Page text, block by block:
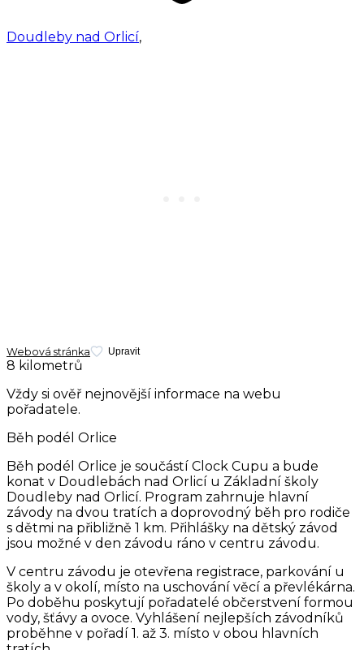
Doudleby nad Orlicí,
Webová stránka Upravit
8 kilometrů
Vždy si ověř nejnovější informace na webu
pořadatele.
Běh podél Orlice
Běh podél Orlice je součástí Clock Cupu a bude
konat v Doudlebách nad Orlicí u Základní školy
Doudleby nad Orlicí. Program zahrnuje hlavní
závody na dvou tratích a doprovodný běh pro rodiče
s dětmi na přibližně 1 km. Přihlášky na dětský závod
jsou možné v den závodu ráno v centru závodu.
V centru závodu je otevřena registrace, parkování u
školy a v okolí, místo na uschování věcí a převlékárna.
Po doběhu poskytují pořadatelé občerstvení formou
vody, šťávy a ovoce. Vyhlášení nejlepších závodníků
proběhne v pořadí 1. až 3. místo v obou hlavních